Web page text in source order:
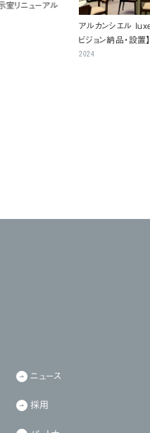
リニューアル
アルカンシエル
ビジョン納品・設置】
2024
ニュース
採用